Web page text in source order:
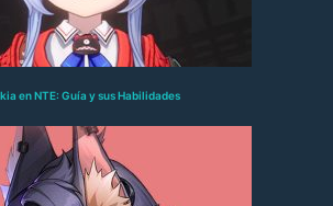
en NTE: Guía y sus Habilidades